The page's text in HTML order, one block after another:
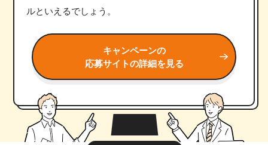
ルといえるでしょう。
キャンペーンの
応募サイトの詳細を見る